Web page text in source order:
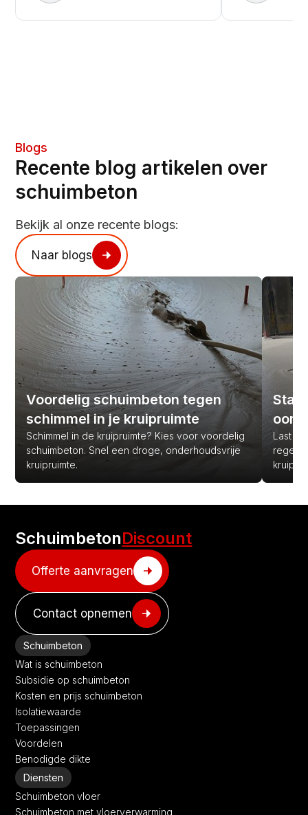
Blogs
Recente blog artikelen over
schuimbeton
Bekijk al onze recente blogs:
Naar blogs
Voordelig schuimbeton tegen
schimmel in je kruipruimte
Schimmel in de kruipruimte? Kies voor voordelig
schuimbeton. Snel een droge, onderhoudsvrije
kruipruimte.
Last
SchuimbetonDiscount
Offerte aanvragen
Contact opnemen
Schuimbeton
Wat is schuimbeton
Subsidie op schuimbeton
Kosten en prijs schuimbeton
Isolatiewaarde
Toepassingen
Voordelen
Benodigde dikte
Diensten
Schuimbeton vloer
Schuimbeton met vloerverwarming